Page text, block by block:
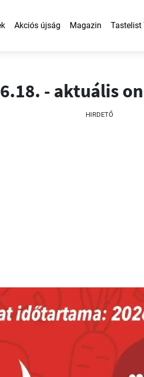
Akciós újság Magazin Tastelist
- aktuális
HIRDETŐ